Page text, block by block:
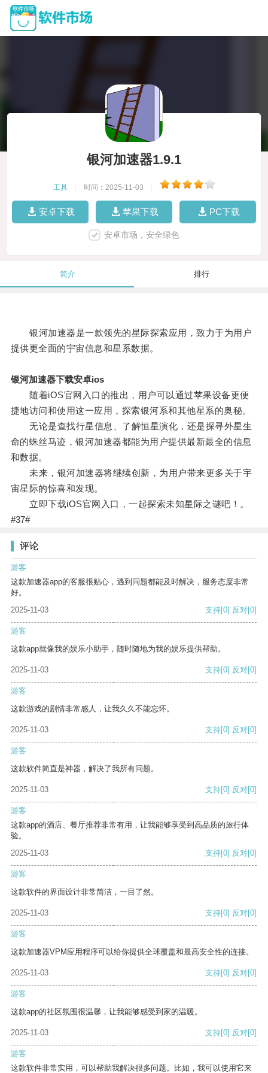
银河加速器1.9.1
工具 时间：2025-11-03
安卓下载 苹果下载 PC下载
安卓市场，安全绿色
简介 排行
银河加速器是一款领先的星际探索应用，致力于为用户
提供更全面的宇宙信息和星系数据。
银河加速器下载安卓ios
随着iOS官网入口的推出，用户可以通过苹果设备更便
捷地访问和使用这一应用，探索银河系和其他星系的奥秘。
无论是查找行星信息、了解恒星演化，还是探寻外星生
命的蛛丝马迹，银河加速器都能为用户提供最新最全的信息
和数据。
未来，银河加速器将继续创新，为用户带来更多关于宇
宙星际的惊喜和发现。
立即下载iOS官网入口，一起探索未知星际之谜吧！。
#37#
评论
游客
这款加速器app的客服很贴心，遇到问题都能及时解决，服务态度非常
好。
2025-11-03
支持[0] 反对[0]
游客
这款app就像我的娱乐小助手，随时随地为我的娱乐提供帮助。
2025-11-03 支持[0] 反对[0]
游客
这款游戏的剧情非常感人，让我久久不能忘怀。
2025-11-03 支持[0] 反对[0]
游客
这款软件简直是神器，解决了我所有问题。
2025-11-03 支持[0] 反对[0]
游客
这款app的酒店、餐厅推荐非常有用，让我能够享受到高品质的旅行体
验。
2025-11-03
支持[0] 反对[0]
游客
这款软件的界面设计非常简洁，一目了然。
2025-11-03 支持[0] 反对[0]
游客
这款加速器VPM应用程序可以给你提供全球覆盖和最高安全性的连接。
2025-11-03 支持[0] 反对[0]
游客
这款app的社区氛围很温馨，让我能够感受到家的温暖。
2025-11-03 支持[0] 反对[0]
游客
这款软件非常实用，可以帮助我解决很多问题。比如，我可以使用它来